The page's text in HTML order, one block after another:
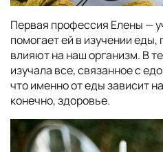
Первая профессия Елены —
помогает ей в изучении еды,
влияют на наш организм. В
изучала все, связанное с
что именно от еды зависит
конечно, здоровье.